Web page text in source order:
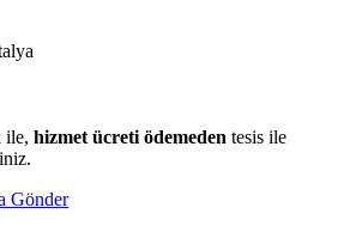
ile, hizmet ücreti ödemeden tesis ile
Gönder